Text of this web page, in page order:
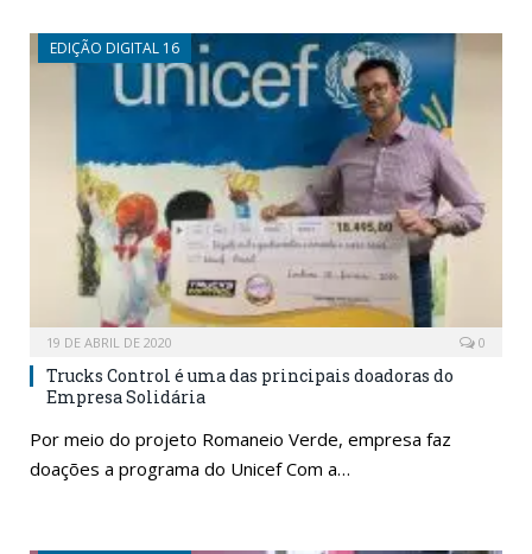
EDIÇÃO DIGITAL 16
19 DE ABRIL DE 2020 0
Trucks Control é uma das principais doadoras do
Empresa Solidária
Por meio do projeto Romaneio Verde, empresa faz
doações a programa do Unicef Com a…